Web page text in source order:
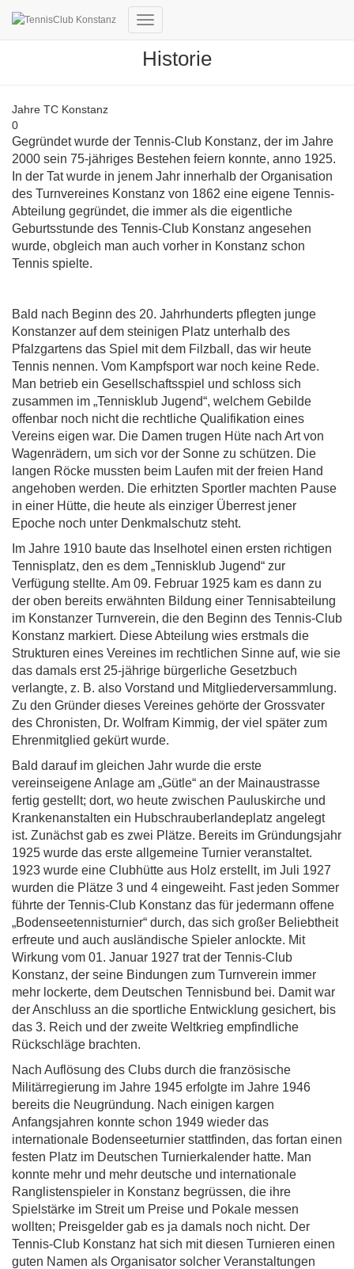
Navigation
umschalten
Historie
Jahre TC Konstanz
0
Gegründet wurde der Tennis-Club Konstanz, der im Jahre
2000 sein 75-jähriges Bestehen feiern konnte, anno 1925.
In der Tat wurde in jenem Jahr innerhalb der Organisation
des Turnvereines Konstanz von 1862 eine eigene Tennis-
Abteilung gegründet, die immer als die eigentliche
Geburtsstunde des Tennis-Club Konstanz angesehen
wurde, obgleich man auch vorher in Konstanz schon
Tennis spielte.
Bald nach Beginn des 20. Jahrhunderts pflegten junge
Konstanzer auf dem steinigen Platz unterhalb des
Pfalzgartens das Spiel mit dem Filzball, das wir heute
Tennis nennen. Vom Kampfsport war noch keine Rede.
Man betrieb ein Gesellschaftsspiel und schloss sich
zusammen im „Tennisklub Jugend“, welchem Gebilde
offenbar noch nicht die rechtliche Qualifikation eines
Vereins eigen war. Die Damen trugen Hüte nach Art von
Wagenrädern, um sich vor der Sonne zu schützen. Die
langen Röcke mussten beim Laufen mit der freien Hand
angehoben werden. Die erhitzten Sportler machten Pause
in einer Hütte, die heute als einziger Überrest jener
Epoche noch unter Denkmalschutz steht.
Im Jahre 1910 baute das Inselhotel einen ersten richtigen
Tennisplatz, den es dem „Tennisklub Jugend“ zur
Verfügung stellte. Am 09. Februar 1925 kam es dann zu
der oben bereits erwähnten Bildung einer Tennisabteilung
im Konstanzer Turnverein, die den Beginn des Tennis-Club
Konstanz markiert. Diese Abteilung wies erstmals die
Strukturen eines Vereines im rechtlichen Sinne auf, wie sie
das damals erst 25-jährige bürgerliche Gesetzbuch
verlangte, z. B. also Vorstand und Mitgliederversammlung.
Zu den Gründer dieses Vereines gehörte der Grossvater
des Chronisten, Dr. Wolfram Kimmig, der viel später zum
Ehrenmitglied gekürt wurde.
Bald darauf im gleichen Jahr wurde die erste
vereinseigene Anlage am „Gütle“ an der Mainaustrasse
fertig gestellt; dort, wo heute zwischen Pauluskirche und
Krankenanstalten ein Hubschrauberlandeplatz angelegt
ist. Zunächst gab es zwei Plätze. Bereits im Gründungsjahr
1925 wurde das erste allgemeine Turnier veranstaltet.
1923 wurde eine Clubhütte aus Holz erstellt, im Juli 1927
wurden die Plätze 3 und 4 eingeweiht. Fast jeden Sommer
führte der Tennis-Club Konstanz das für jedermann offene
„Bodenseetennisturnier“ durch, das sich großer Beliebtheit
erfreute und auch ausländische Spieler anlockte. Mit
Wirkung vom 01. Januar 1927 trat der Tennis-Club
Konstanz, der seine Bindungen zum Turnverein immer
mehr lockerte, dem Deutschen Tennisbund bei. Damit war
der Anschluss an die sportliche Entwicklung gesichert, bis
das 3. Reich und der zweite Weltkrieg empfindliche
Rückschläge brachten.
Nach Auflösung des Clubs durch die französische
Militärregierung im Jahre 1945 erfolgte im Jahre 1946
bereits die Neugründung. Nach einigen kargen
Anfangsjahren konnte schon 1949 wieder das
internationale Bodenseeturnier stattfinden, das fortan einen
festen Platz im Deutschen Turnierkalender hatte. Man
konnte mehr und mehr deutsche und internationale
Ranglistenspieler in Konstanz begrüssen, die ihre
Spielstärke im Streit um Preise und Pokale messen
wollten; Preisgelder gab es ja damals noch nicht. Der
Tennis-Club Konstanz hat sich mit diesen Turnieren einen
guten Namen als Organisator solcher Veranstaltungen